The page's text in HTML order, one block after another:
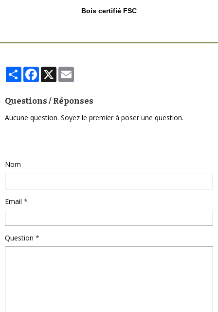
Bois certifié FSC
PartagerFacebook
X
Questions / Réponses
Aucune question. Soyez le premier à poser une question.
Nom
Email
Question